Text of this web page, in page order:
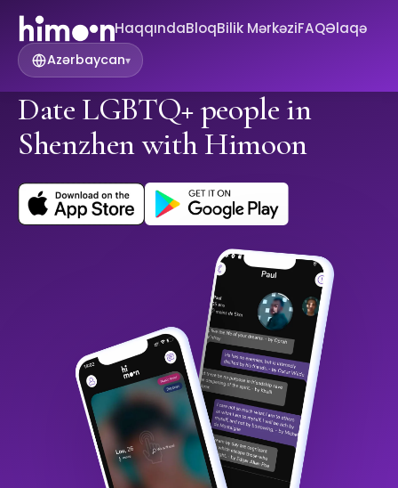
HaqqındaBloqBilik MərkəziFAQƏlaqə
Azərbaycan▾
Date LGBTQ+ people in
Shenzhen with Himoon